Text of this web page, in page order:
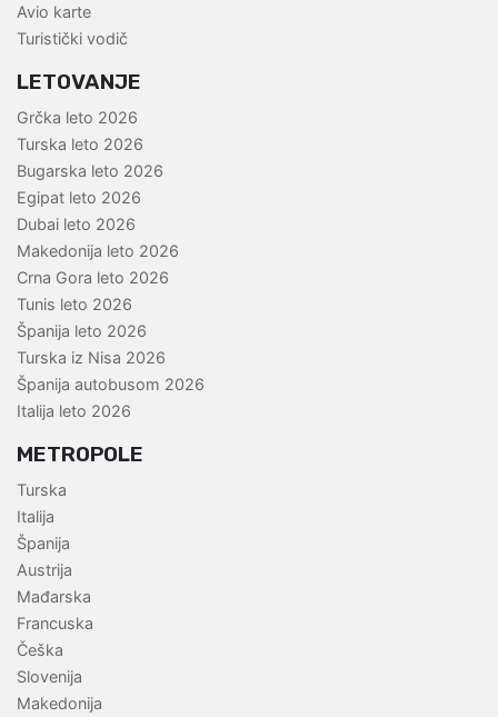
Avio karte
Turistički vodič
LETOVANJE
Grčka leto 2026
Turska leto 2026
Bugarska leto 2026
Egipat leto 2026
Dubai leto 2026
Makedonija leto 2026
Crna Gora leto 2026
Tunis leto 2026
Španija leto 2026
Turska iz Nisa 2026
Španija autobusom 2026
Italija leto 2026
METROPOLE
Turska
Italija
Španija
Austrija
Mađarska
Francuska
Češka
Slovenija
Makedonija